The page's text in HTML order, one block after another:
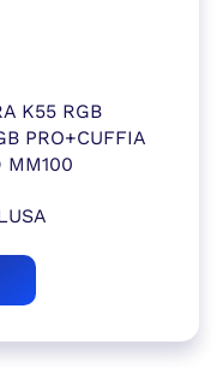
K55 RGB
PRO+CUFFIA
MM100